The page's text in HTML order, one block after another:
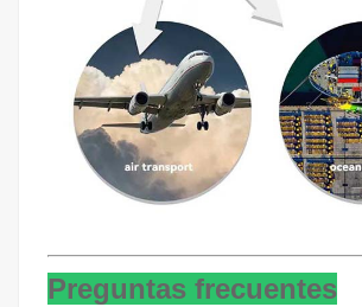
Preguntas frecuentes